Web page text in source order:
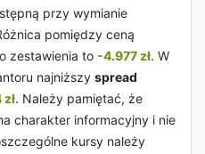
przy wymianie
pomiędzy ceną
zestawienia to -4.977 zł. W
najniższy spread
. Należy pamiętać, że
charakter informacyjny i nie
kursy należy